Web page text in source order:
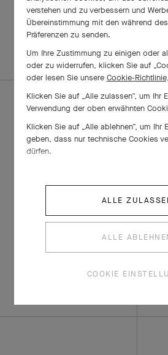
Clovers
Weißgold, Diamant
€ 5'700
Trauring Romance, 2,1
Platin, Diamant
Von € 5'550
verstehen und zu verbessern und
Übereinstimmung mit den während
Präferenzen zu senden.
Um Ihre Zustimmung zu einigen oder
oder zu widerrufen, klicken Sie auf
oder lesen Sie unsere Cookie-Richtlinie,
Klicken Sie auf „Alle zulassen“, um Ihr
Verwendung der oben erwähnten
Klicken Sie auf „Alle ablehnen“, um Ihr
geben, dass nur technische Cookies
dürfen.
ALLE
ALLE
COOKIE